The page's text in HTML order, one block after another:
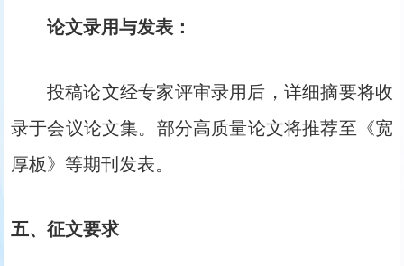
论文录用与发表：
投稿论文经专家评审录用后，详细摘要将收
录于会议论文集。部分高质量论文将推荐至《宽
厚板》等期刊发表。
五、征文要求